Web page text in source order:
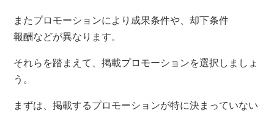
またプロモーションにより成果条件や、却下条件
報酬などが異なります。
それらを踏まえて、掲載プロモーションを選択しましょ
う。
まずは、掲載するプロモーションが特に決まっていない